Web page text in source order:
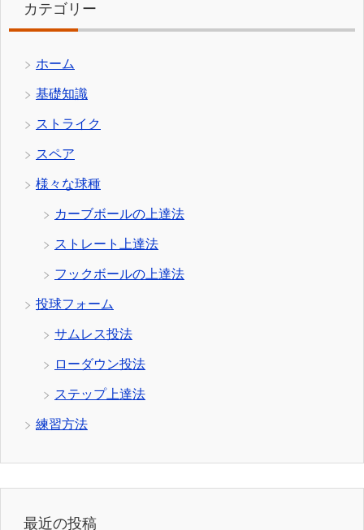
カテゴリー
ホーム
基礎知識
ストライク
スペア
様々な球種
カーブボールの上達法
ストレート上達法
フックボールの上達法
投球フォーム
サムレス投法
ローダウン投法
ステップ上達法
練習方法
最近の投稿